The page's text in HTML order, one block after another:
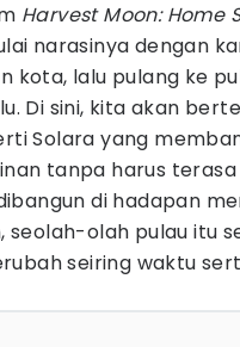
Harvest Moon: Home
narasinya dengan
kota, lalu pulang ke
Di sini, kita akan
Solara yang
tanpa harus
di hadapan
olah pulau itu
seiring waktu